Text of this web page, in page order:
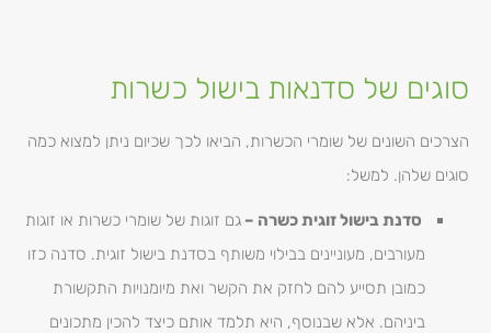
סוגים של סדנאות בישול כשרות
הצרכים השונים של שומרי הכשרות, הביאו לכך שכיום ניתן למצוא כמה
סוגים שלהן. למשל:
סדנת בישול זוגית כשרה – גם זוגות של שומרי כשרות או זוגות
מעורבים, מעוניינים בבילוי משותף בסדנת בישול זוגית. סדנה כזו
כמובן תסייע להם לחזק את הקשר ואת מיומנויות התקשורת
ביניהם. אלא שבנוסף, היא תלמד אותם כיצד להכין מתכונים